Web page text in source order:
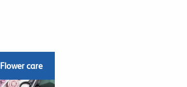
Flower care